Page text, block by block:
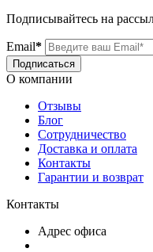
Подписывайтесь на
Email*
Подписаться
О компании
Отзывы
Блог
Сотрудничество
Доставка и оплата
Контакты
Гарантии и возврат
Контакты
Адрес офиса